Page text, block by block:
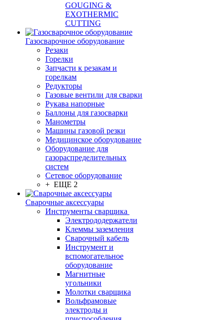
GOUGING &
EXOTHERMIC
CUTTING
Газосварочное оборудование
Резаки
Горелки
Запчасти к резакам и
горелкам
Редукторы
Газовые вентили для сварки
Рукава напорные
Баллоны для газосварки
Манометры
Машины газовой резки
Медицинское оборудование
Оборудование для
газораспределительных
систем
Сетевое оборудование
+ ЕЩЕ 2
Сварочные аксессуары
Инструменты сварщика
Электрододержатели
Клеммы заземления
Сварочный кабель
Инструмент и
вспомогательное
оборудование
Магнитные
угольники
Молотки сварщика
Вольфрамовые
электроды и